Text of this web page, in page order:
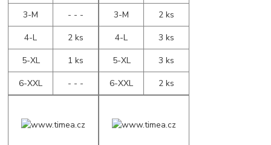
3-M
- - -
4-L
2 ks
5-XL
1 ks
6-XXL
- - -
3-M
2 ks
4-L
3 ks
5-XL
3 ks
6-XXL
2 ks